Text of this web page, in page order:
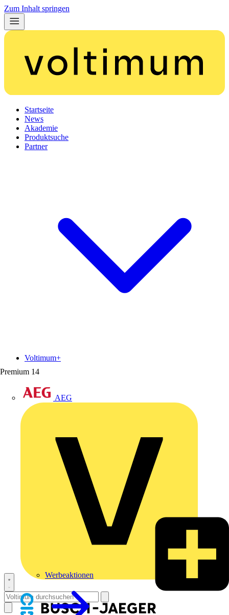
Zum Inhalt springen
Startseite
News
Akademie
Produktsuche
Partner
Premium 14
AEG
Voltimum+
Werbeaktionen